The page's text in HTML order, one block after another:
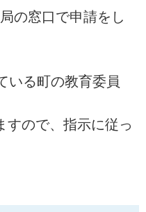
の窓口で申請をし
いる町の教育委員
すので、指示に従っ